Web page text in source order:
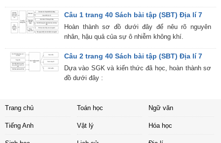
Câu 1 trang 40 Sách bài tập (SBT) Địa lí 7
Hoàn thành sơ đồ dưới đây để nêu rõ nguyên
nhân, hậu quả của sự ô nhiễm không khí.
Câu 2 trang 40 Sách bài tập (SBT) Địa lí 7
Dựa vào SGK và kiến thức đã học, hoàn thành sơ
đồ dưới đây :
Trang chủ Toán học Ngữ văn
Tiếng Anh Vật lý Hóa học